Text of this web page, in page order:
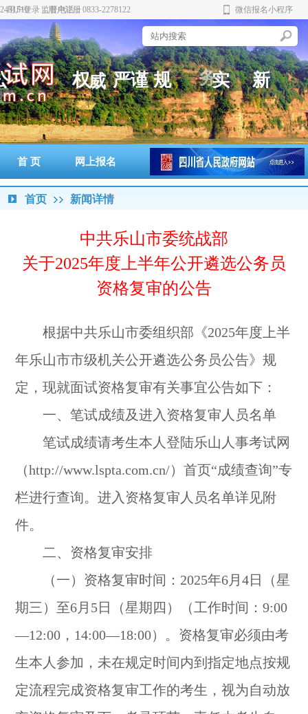
用户登录 用户注册
监督电话：0833-2278122 微信报名小程序
权
威
严
谨
规
范
务实
新
首 页 网上报名 准考证打印 通知书打印
成绩查询 政策法规
首页 新闻详情
中共乐山市委统战部
关于2025年度上半年公开遴选公务员
资格复审的公告
根据中共乐山市委组织部《2025年度上半
年乐山市市级机关公开遴选公务员公告》规
定，现就面试资格复审有关事宜公告如下：
一、笔试成绩及进入资格复审人员名单
笔试成绩请考生本人登陆乐山人事考试网
（http://www.lspta.com.cn/）首页“成绩查询”专
栏进行查询。进入资格复审人员名单详见附
件。
二、资格复审安排
（一）资格复审时间：2025年6月4日（星
期三）至6月5日（星期四）（工作时间：9:00
—12:00，14:00—18:00）。资格复审必须由考
生本人参加，未在规定时间内到指定地点按规
定流程完成资格复审工作的考生，视为自动放